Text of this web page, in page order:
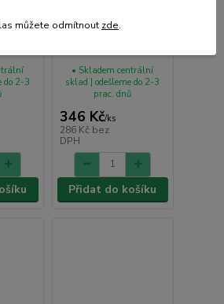
do 2-3
346 Kč/ks
286 Kč bez
DPH
• Skladem centrální
sklad | odešleme do 2-3
prac. dnů
Přidat do košíku
můžete odmítnout zde.